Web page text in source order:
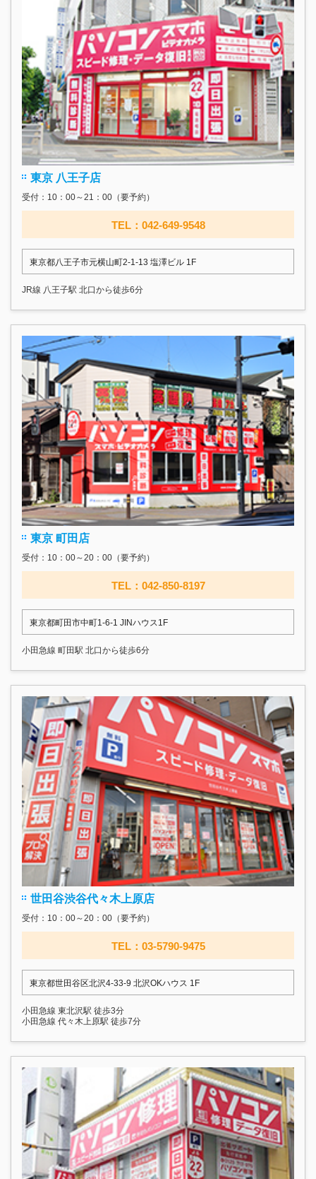
東京 八王子店
受付：10：00～21：00（要予約）
TEL：042-649-9548
東京都八王子市元横山町2-1-13 塩澤ビル 1F
JR線 八王子駅 北口から徒歩6分
東京 町田店
受付：10：00～20：00（要予約）
TEL：042-850-8197
東京都町田市中町1-6-1 JINハウス1F
小田急線 町田駅 北口から徒歩6分
世田谷渋谷代々木上原店
受付：10：00～20：00（要予約）
TEL：03-5790-9475
東京都世田谷区北沢4-33-9 北沢OKハウス 1F
小田急線 東北沢駅 徒歩3分
小田急線 代々木上原駅 徒歩7分